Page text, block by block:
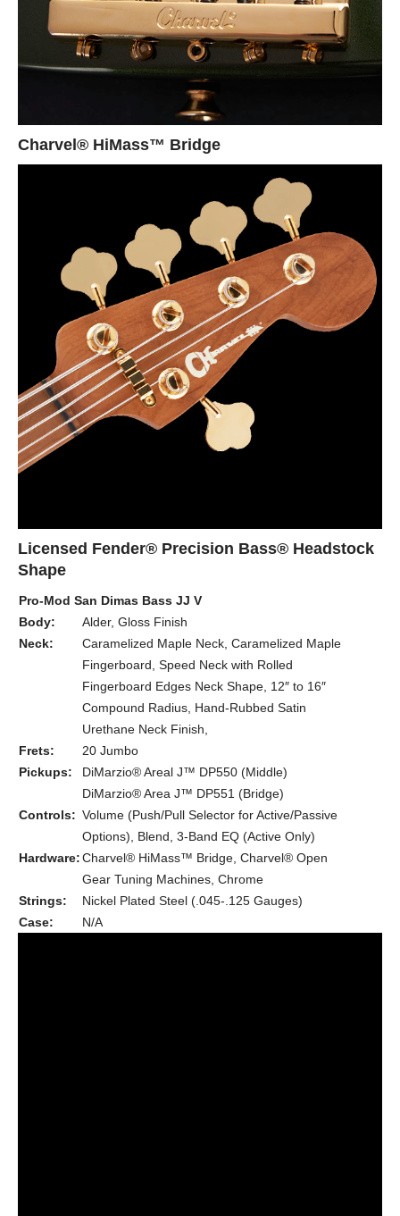
Charvel® HiMass™ Bridge
Licensed Fender® Precision Bass® Headstock
Shape
Pro-Mod San Dimas Bass JJ V
Body:
Alder, Gloss Finish
Neck:
Caramelized Maple Neck, Caramelized Maple
Fingerboard, Speed Neck with Rolled
Fingerboard Edges Neck Shape, 12″ to 16″
Compound Radius, Hand-Rubbed Satin
Urethane Neck Finish,
Frets:
20 Jumbo
Pickups:
DiMarzio® Areal J™ DP550 (Middle)
DiMarzio® Area J™ DP551 (Bridge)
Controls: Volume (Push/Pull Selector for Active/Passive
Options), Blend, 3-Band EQ (Active Only)
Hardware:Charvel® HiMass™ Bridge, Charvel® Open
Gear Tuning Machines, Chrome
Strings:
Nickel Plated Steel (.045-.125 Gauges)
Case:
N/A